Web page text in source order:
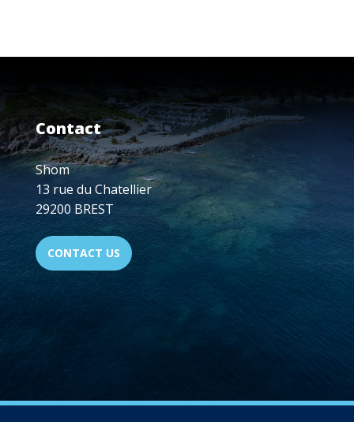
Contact
Shom
13 rue du Chatellier
29200 BREST
CONTACT US